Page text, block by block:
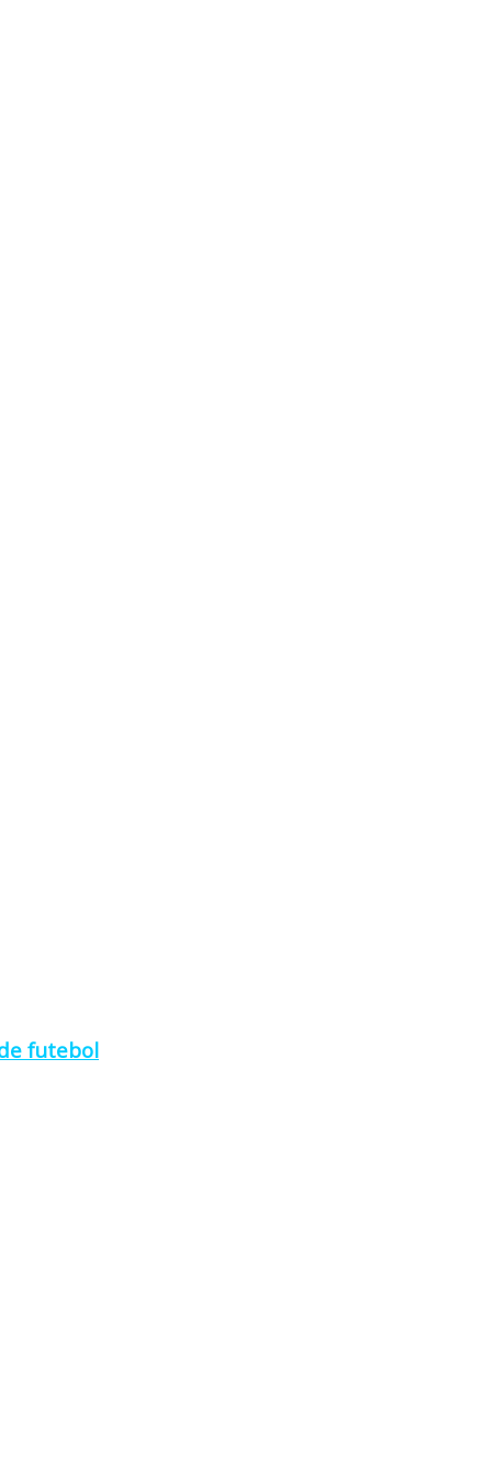
futebol